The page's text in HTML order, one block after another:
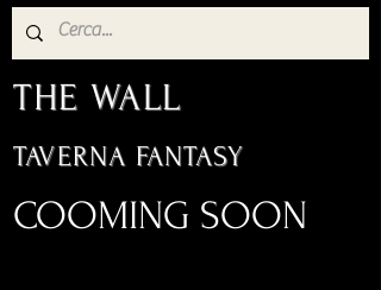
THE WALL
TAVERNA FANTASY
COOMING SOON